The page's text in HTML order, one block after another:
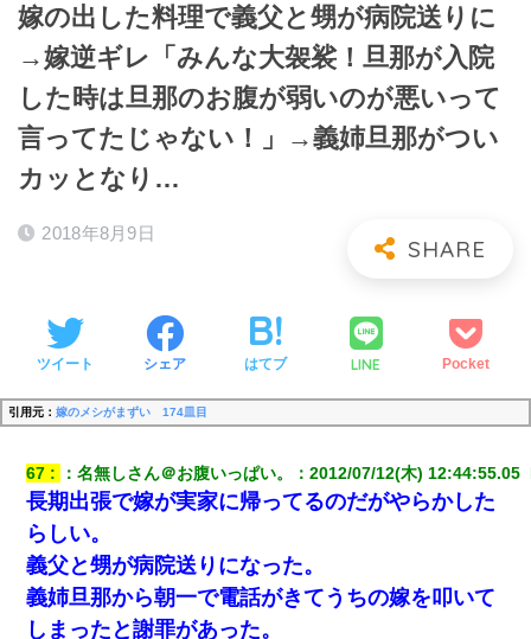
嫁の出した料理で義父と甥が病院送りに
→嫁逆ギレ「みんな大袈裟！旦那が入院
した時は旦那のお腹が弱いのが悪いって
言ってたじゃない！」→義姉旦那がつい
カッとなり…
2018年8月9日
ツイート シェア はてブ LINE Pocket
引用元： 嫁のメシがまずい 174皿目
67 ：名無しさん＠お腹いっぱい。 ：2012/07/12(木) 12:44:55.05
長期出張で嫁が実家に帰ってるのだがやらかした
らしい。
義父と甥が病院送りになった。
義姉旦那から朝一で電話がきてうちの嫁を叩いて
しまったと謝罪があった。